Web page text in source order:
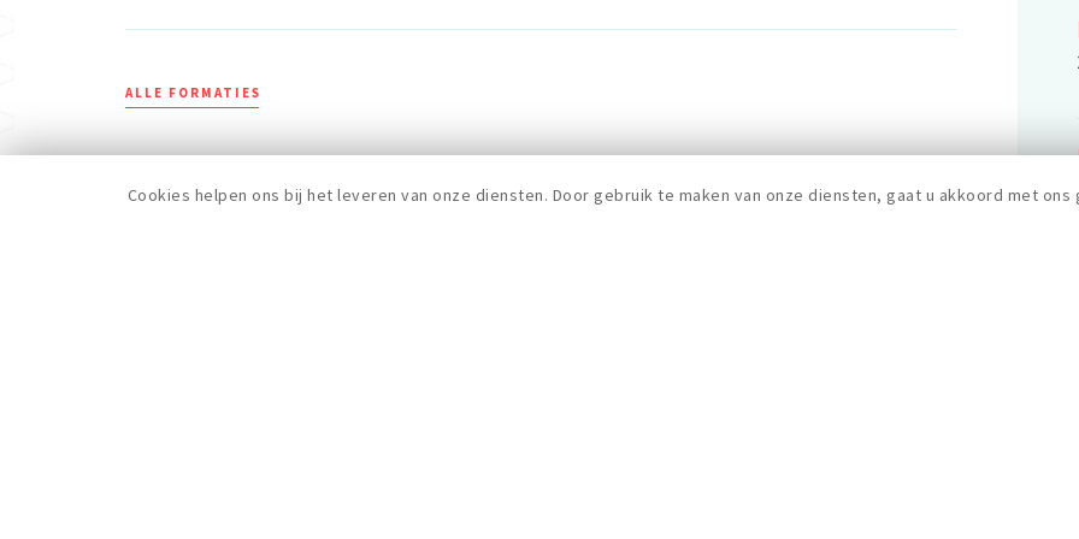
ALLE FORMATIES
Cookies helpen ons bij het leveren van onze diensten. Door gebruik te maken van onze diensten, gaat u akkoord met ons